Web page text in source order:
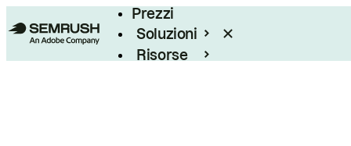
Prezzi
Soluzioni
Risorse